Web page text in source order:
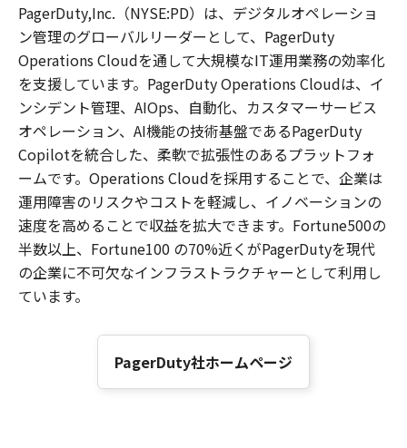
PagerDuty,Inc.（NYSE:PD）は、デジタルオペレーショ
ン管理のグローバルリーダーとして、PagerDuty
Operations Cloudを通して大規模なIT運用業務の効率化
を支援しています。PagerDuty Operations Cloudは、イ
ンシデント管理、AIOps、自動化、カスタマーサービス
オペレーション、AI機能の技術基盤であるPagerDuty
Copilotを統合した、柔軟で拡張性のあるプラットフォ
ームです。Operations Cloudを採用することで、企業は
運用障害のリスクやコストを軽減し、イノベーションの
速度を高めることで収益を拡大できます。Fortune500の
半数以上、Fortune100 の70%近くがPagerDutyを現代
の企業に不可欠なインフラストラクチャーとして利用し
ています。
PagerDuty社ホームページ